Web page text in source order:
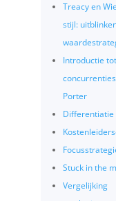
Treacy en
stijl:
Introductie
Porter
Differentiatie
Stuck in the
Vergelijking